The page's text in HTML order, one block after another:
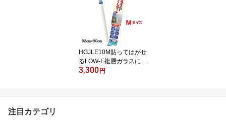
cm×2m 1枚入 メーカ
ー直営店 リンテックコ
マース DUV001L
HGJLE10M貼ってはがせ
るLOW-E複層ガラスに貼
れる窓フィルム 半透
3,300円
注目カテゴリ